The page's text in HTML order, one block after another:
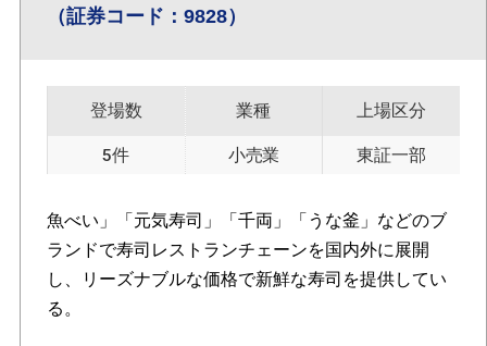
（証券コード：9828）
登場数
5件
業種
小売業
上場区分
東証一部
魚べい」「元気寿司」「千両」「うな釜」などのブ
ランドで寿司レストランチェーンを国内外に展開
し、リーズナブルな価格で新鮮な寿司を提供してい
る。